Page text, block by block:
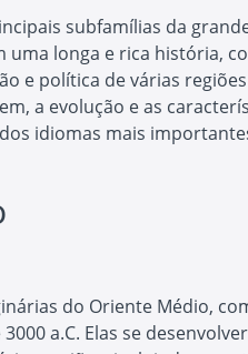
subfamílias da
uma longa e rica história,
e política de várias
a evolução e as
idiomas mais
do Oriente Médio,
a.C. Elas se